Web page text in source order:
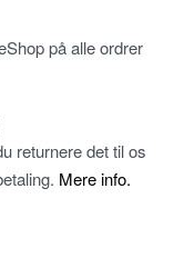
på alle ordrer
returnere det til os
Mere info.